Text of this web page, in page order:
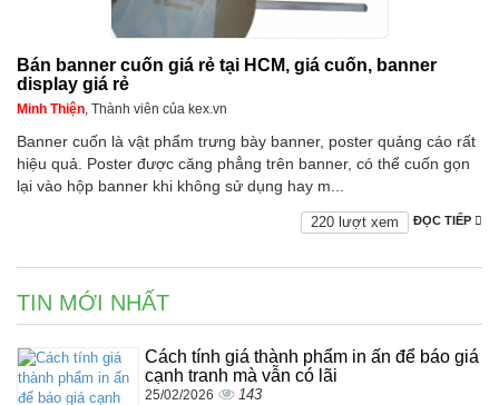
Bán banner cuốn giá rẻ tại HCM, giá cuốn, banner
display giá rẻ
Minh Thiện, Thành viên của kex.vn
Banner cuốn là vật phẩm trưng bày banner, poster quảng cáo rất
hiệu quả. Poster được căng phẳng trên banner, có thể cuốn gọn
lại vào hộp banner khi không sử dụng hay m...
ĐỌC TIẾP
220 lượt xem
TIN MỚI NHẤT
Cách tính giá thành phẩm in ấn để báo giá
cạnh tranh mà vẫn có lãi
25/02/2026 143